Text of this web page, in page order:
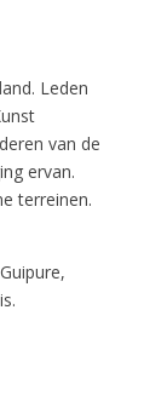
Leden
van de
ervan.
terreinen.